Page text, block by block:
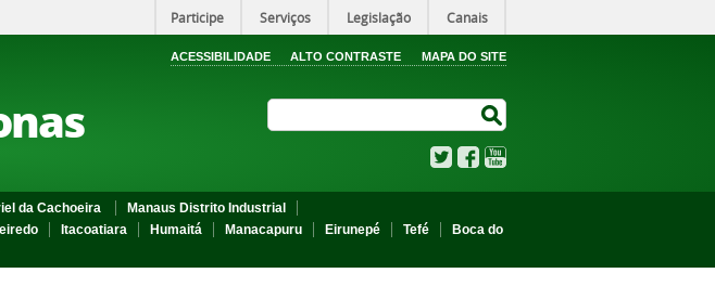
Participe Serviços Legislação Canais
ACESSIBILIDADE ALTO CONTRASTE MAPA DO SITE
TwitterFacebook
da Cachoeira
Manaus Distrito Industrial
Itacoatiara Humaitá Manacapuru Eirunepé Tefé
Boca do